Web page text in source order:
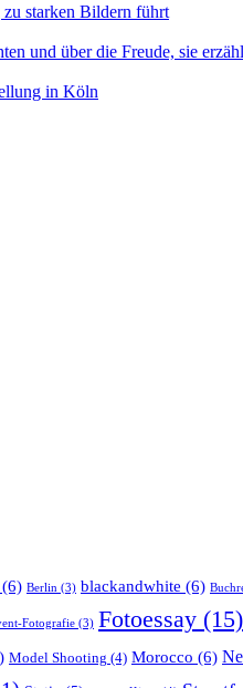
starken Bildern führt
und über die Freude, sie
in Köln
(6) Berlin (3) blackandwhite (6)
Fotografie (3) Fotoessay (15)
Model Shooting (4) Morocco (6)